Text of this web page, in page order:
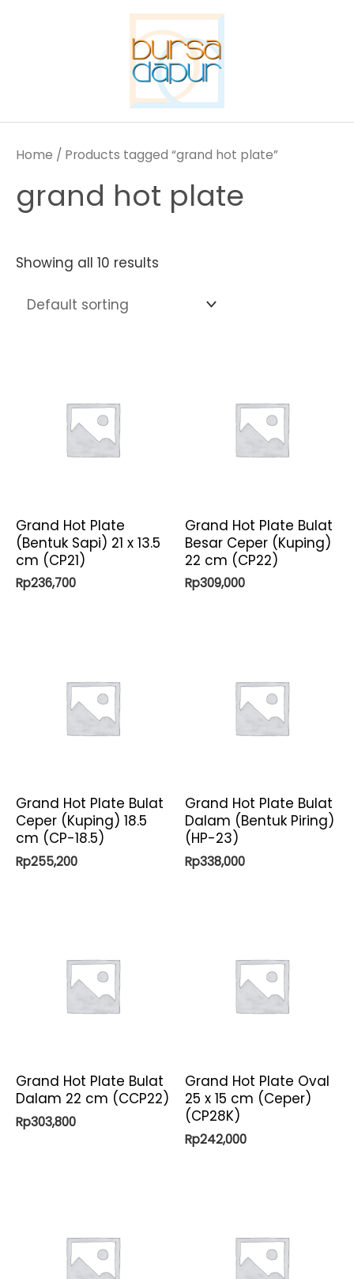
Home / Products tagged “grand hot plate”
grand hot plate
Showing all 10 results
Grand Hot Plate
(Bentuk Sapi) 21 x 13.5
cm (CP21)
Rp236,700
Grand Hot Plate Bulat
Besar Ceper (Kuping)
22 cm (CP22)
Rp309,000
Grand Hot Plate Bulat
Ceper (Kuping) 18.5
cm (CP-18.5)
Rp255,200
Grand Hot Plate Bulat
Dalam (Bentuk Piring)
(HP-23)
Rp338,000
Grand Hot Plate Bulat
Dalam 22 cm (CCP22)
Rp303,800
Grand Hot Plate Oval
25 x 15 cm (Ceper)
(CP28K)
Rp242,000